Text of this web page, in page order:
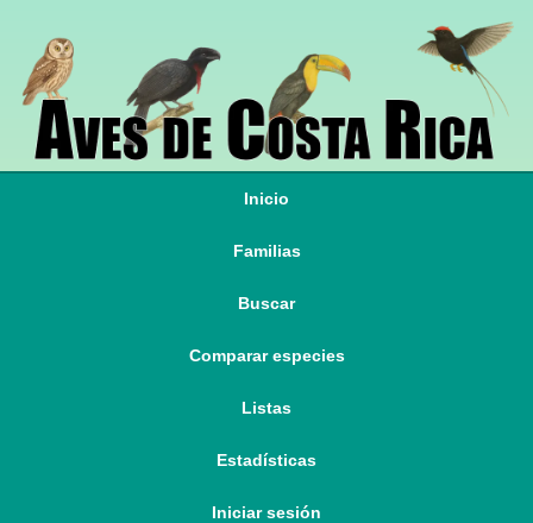
Inicio
Familias
Buscar
Comparar especies
Listas
Estadísticas
Iniciar sesión